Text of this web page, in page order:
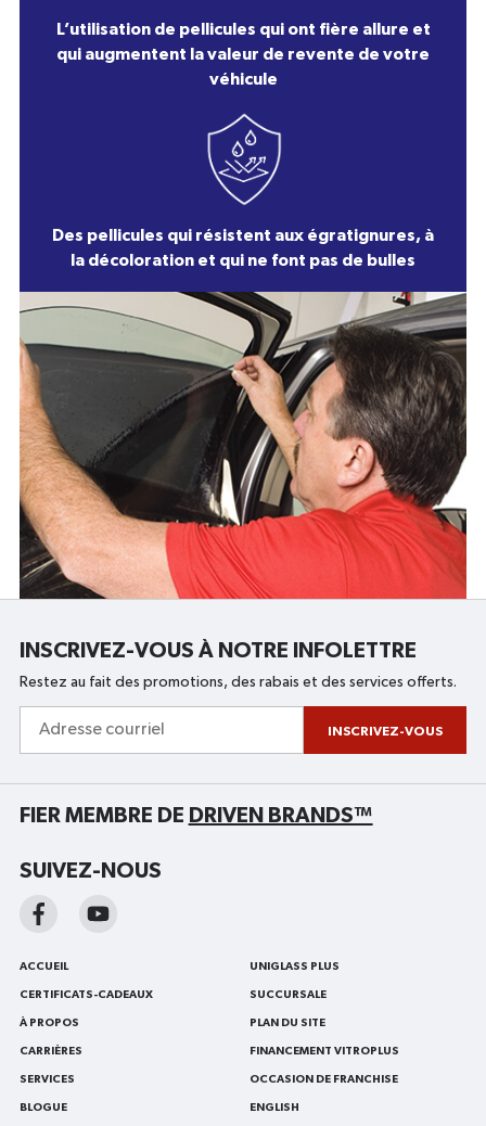
L’utilisation de pellicules qui ont fière allure et
qui augmentent la valeur de revente de votre
véhicule
Des pellicules qui résistent aux égratignures, à
la décoloration et qui ne font pas de bulles
INSCRIVEZ-VOUS À NOTRE INFOLETTRE
Restez au fait des promotions, des rabais et des services offerts.
courriel
INSCRIVEZ-VOUS
FIER MEMBRE DE DRIVEN BRANDS™
SUIVEZ-NOUS
ACCUEIL
CERTIFICATS-CADEAUX
À PROPOS
CARRIÈRES
SERVICES
BLOGUE
UNIGLASS PLUS
SUCCURSALE
PLAN DU SITE
FINANCEMENT VITROPLUS
OCCASION DE FRANCHISE
ENGLISH